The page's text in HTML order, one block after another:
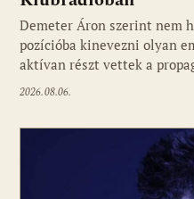
Fotó: media1.hu
Demeter Áron szerint nem
pozícióba kinevezni olyan
aktívan részt vettek a
2026.08.06.